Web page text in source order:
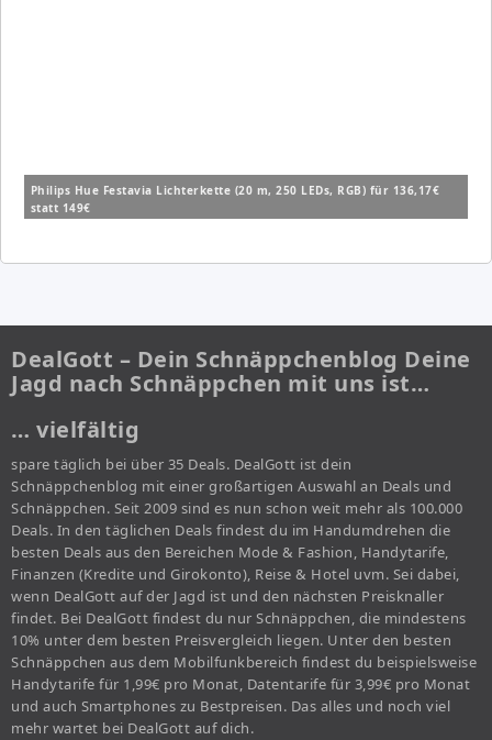
Philips Hue Festavia Lichterkette (20 m, 250 LEDs, RGB) für 136,17€
statt 149€
DealGott – Dein Schnäppchenblog Deine
Jagd nach Schnäppchen mit uns ist…
… vielfältig
spare täglich bei über 35 Deals. DealGott ist dein
Schnäppchenblog mit einer großartigen Auswahl an Deals und
Schnäppchen. Seit 2009 sind es nun schon weit mehr als 100.000
Deals. In den täglichen Deals findest du im Handumdrehen die
besten Deals aus den Bereichen Mode & Fashion, Handytarife,
Finanzen (Kredite und Girokonto), Reise & Hotel uvm. Sei dabei,
wenn DealGott auf der Jagd ist und den nächsten Preisknaller
findet. Bei DealGott findest du nur Schnäppchen, die mindestens
10% unter dem besten Preisvergleich liegen. Unter den besten
Schnäppchen aus dem Mobilfunkbereich findest du beispielsweise
Handytarife für 1,99€ pro Monat, Datentarife für 3,99€ pro Monat
und auch Smartphones zu Bestpreisen. Das alles und noch viel
mehr wartet bei DealGott auf dich.